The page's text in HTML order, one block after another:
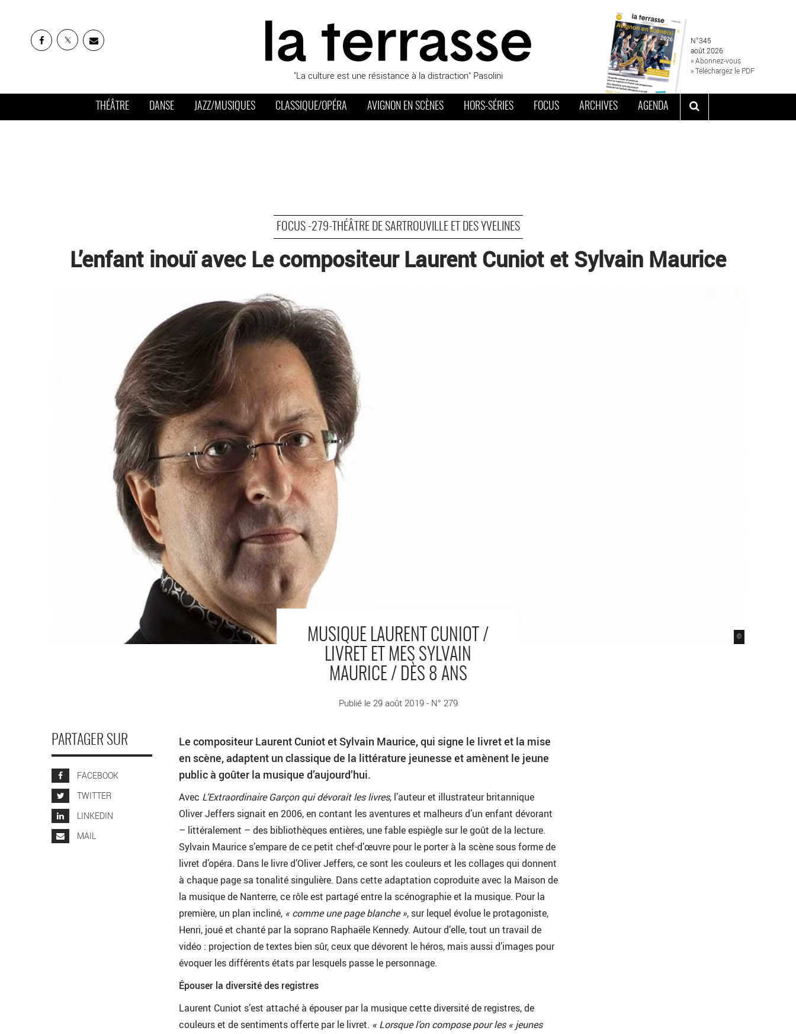
"La culture est une résistance à la distraction" Pasolini
N°345
août 2026
» Abonnez-vous
» Téléchargez le PDF
THÉÂTRE DANSE JAZZ/MUSIQUES CLASSIQUE/OPÉRA AVIGNON EN SCÈNES HORS-SÉRIES FOCUS ARCHIVES AGENDA
FOCUS -279-THÉÂTRE DE SARTROUVILLE ET DES YVELINES
L’enfant inouï avec Le compositeur Laurent Cuniot et Sylvain Maurice
©
MUSIQUE LAURENT CUNIOT /
LIVRET ET MES SYLVAIN
MAURICE / DÈS 8 ANS
Publié le 29 août 2019 - N° 279
PARTAGER SUR
FACEBOOK
TWITTER
LINKEDIN
MAIL
Le compositeur Laurent Cuniot et Sylvain Maurice, qui signe le livret et la mise
en scène, adaptent un classique de la littérature jeunesse et amènent le jeune
public à goûter la musique d’aujourd’hui.
Avec L’Extraordinaire Garçon qui dévorait les livres, l’auteur et illustrateur britannique
Oliver Jeffers signait en 2006, en contant les aventures et malheurs d’un enfant dévorant
– littéralement – des bibliothèques entières, une fable espiègle sur le goût de la lecture.
Sylvain Maurice s’empare de ce petit chef-d’œuvre pour le porter à la scène sous forme de
livret d’opéra. Dans le livre d’Oliver Jeffers, ce sont les couleurs et les collages qui donnent
à chaque page sa tonalité singulière. Dans cette adaptation coproduite avec la Maison de
la musique de Nanterre, ce rôle est partagé entre la scénographie et la musique. Pour la
première, un plan incliné, « comme une page blanche », sur lequel évolue le protagoniste,
Henri, joué et chanté par la soprano Raphaële Kennedy. Autour d’elle, tout un travail de
vidéo : projection de textes bien sûr, ceux que dévorent le héros, mais aussi d’images pour
évoquer les différents états par lesquels passe le personnage.
Épouser la diversité des registres
Laurent Cuniot s’est attaché à épouser par la musique cette diversité de registres, de
couleurs et de sentiments offerte par le livret. « Lorsque l’on compose pour les « jeunes